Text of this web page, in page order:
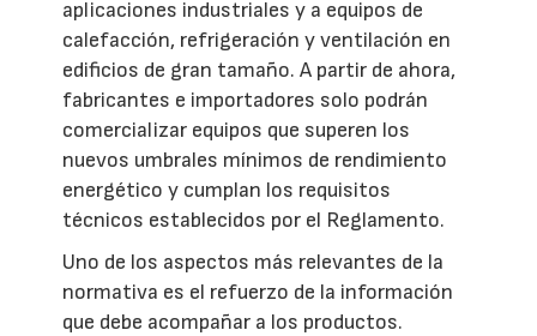
aplicaciones industriales y a equipos de
calefacción, refrigeración y ventilación en
edificios de gran tamaño. A partir de ahora,
fabricantes e importadores solo podrán
comercializar equipos que superen los
nuevos umbrales mínimos de rendimiento
energético y cumplan los requisitos
técnicos establecidos por el Reglamento.
Uno de los aspectos más relevantes de la
normativa es el refuerzo de la información
que debe acompañar a los productos.